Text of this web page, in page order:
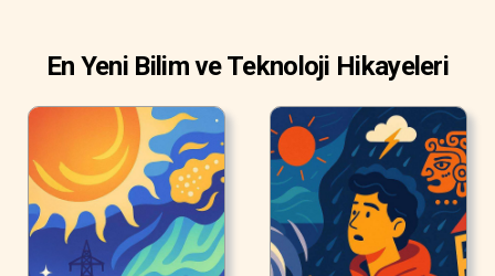
En Yeni Bilim ve Teknoloji Hikayeleri